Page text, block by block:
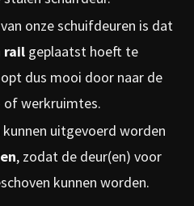
onze schuifdeuren is dat
rail geplaatst hoeft te
dus mooi door naar de
of werkruimtes.
uitgevoerd worden
, zodat de deur(en) voor
kunnen worden.